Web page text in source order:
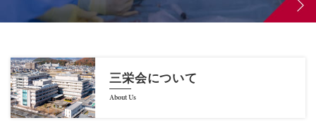
三栄会について
About Us